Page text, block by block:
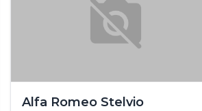
Alfa Romeo Stelvio